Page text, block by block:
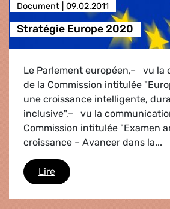
Document | 09.02.2011
Stratégie Europe 2020
Le Parlement européen,– vu la
de la Commission intitulée
une croissance intelligente,
inclusive",– vu la
Commission intitulée "Examen
croissance – Avancer dans la...
LireStratégie Europe 2020